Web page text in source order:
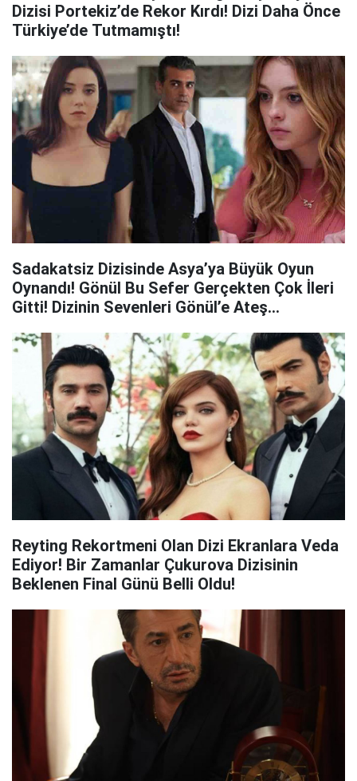
Dizisi Portekiz’de Rekor Kırdı! Dizi Daha Önce
Türkiye’de Tutmamıştı!
Sadakatsiz Dizisinde Asya’ya Büyük Oyun
Oynandı! Gönül Bu Sefer Gerçekten Çok İleri
Gitti! Dizinin Sevenleri Gönül’e Ateş
Reyting Rekortmeni Olan Dizi Ekranlara Veda
Ediyor! Bir Zamanlar Çukurova Dizisinin
Beklenen Final Günü Belli Oldu!